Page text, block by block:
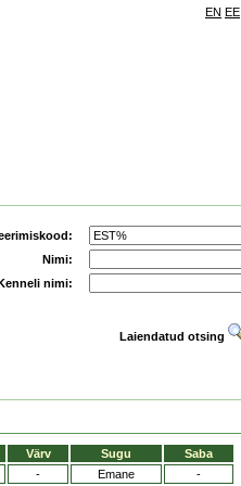
EN EE
Nimi:
nimi:
Laiendatud otsing
Värv Sugu
Saba
- Emane -